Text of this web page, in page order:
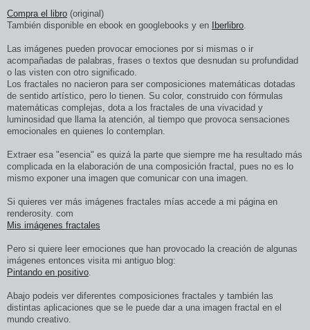
Compra el libro (original)
También disponible en ebook en googlebooks y en
Iberlibro.
Las imágenes pueden provocar emociones por si mismas o ir
acompañadas de palabras, frases o textos que desnudan su profundidad
o las visten con otro significado.
Los fractales no nacieron para ser composiciones matemáticas dotadas
de sentido artístico, pero lo tienen. Su color, construido con fórmulas
matemáticas complejas, dota a los fractales de una vivacidad y
luminosidad que llama la atención, al tiempo que provoca sensaciones
emocionales en quienes lo contemplan.
Extraer esa "esencia" es quizá la parte que siempre me ha resultado más
complicada en la elaboración de una composición fractal, pues no es lo
mismo exponer una imagen que comunicar con una imagen.
Si quieres ver más imágenes fractales mías accede a mi página en
renderosity. com
Mis imágenes fractales
Pero si quiere leer emociones que han provocado la creación de algunas
imágenes entonces visita mi antiguo blog:
Pintando en positivo.
Abajo podeis ver diferentes composiciones fractales y también las
distintas aplicaciones que se le puede dar a una imagen fractal en el
mundo creativo.